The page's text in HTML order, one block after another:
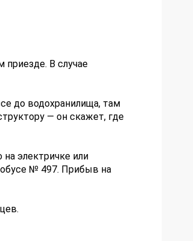
В случае
до водохранилища, там
— он скажет, где
электричке или
№ 497. Прибыв на